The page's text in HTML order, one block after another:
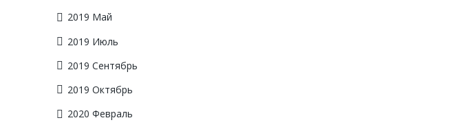
2019 Май
2019 Июль
2019 Сентябрь
2019 Октябрь
2020 Февраль